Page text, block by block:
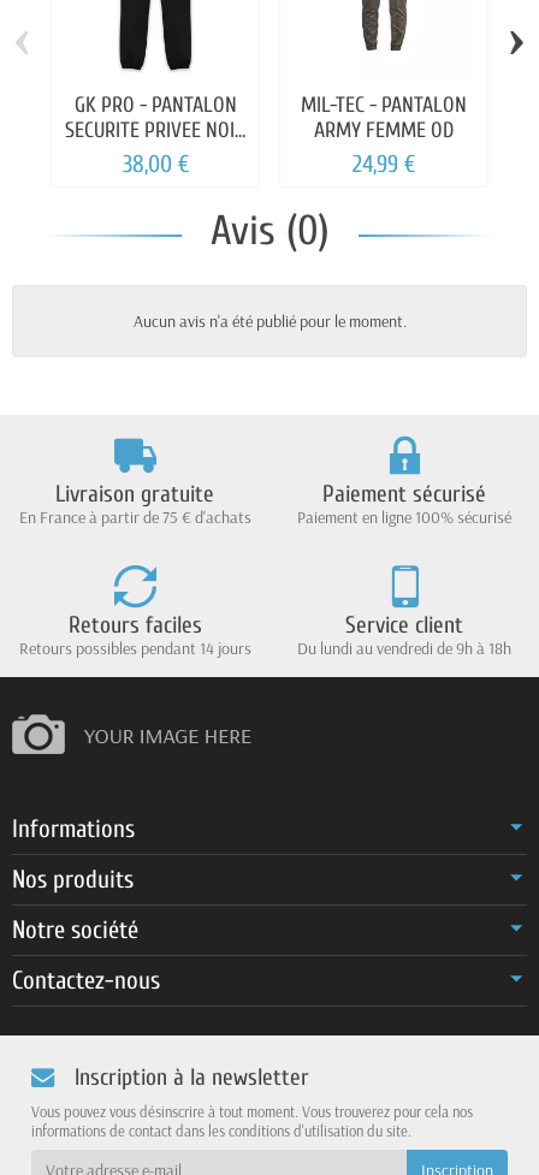
GK PRO - PANTALON
SECURITE PRIVEE NOIR
ANTISTATIQUE
38,00 €
MIL-TEC - PANTALON
ARMY FEMME OD
24,99 €
‹ ›
Avis (0)
Aucun avis n'a été publié pour le moment.
Livraison gratuite
En France à partir de 75 € d'achats
Paiement sécurisé
Paiement en ligne 100% sécurisé
Retours faciles
Retours possibles pendant 14 jours
Service client
Du lundi au vendredi de 9h à 18h
Informations
Nos produits
Notre société
Contactez-nous
Inscription à la newsletter
Vous pouvez vous désinscrire à tout moment. Vous trouverez pour cela nos
informations de contact dans les conditions d'utilisation du site.